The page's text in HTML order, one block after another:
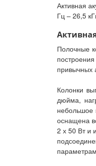
Активная
Гц – 26,5
Полочные
привычных
Колонки
дюйма,
небольшое
оснащена
2 х 50 Вт и